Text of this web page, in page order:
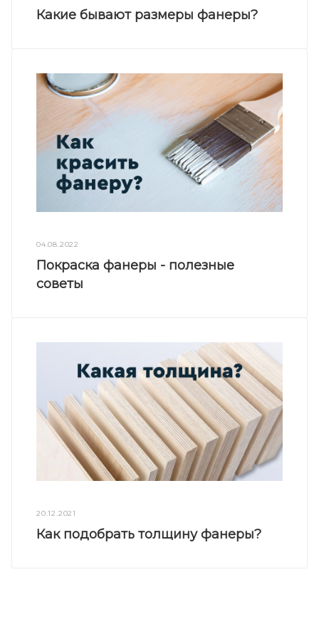
Какие бывают размеры фанеры?
04.08.2022
Покраска фанеры - полезные
советы
20.12.2021
Как подобрать толщину фанеры?